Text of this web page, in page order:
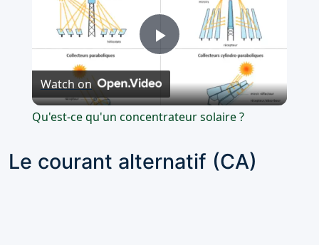
Play
Video
Watch on
Qu'est-ce qu'un concentrateur solaire ?
Le courant alternatif (CA)